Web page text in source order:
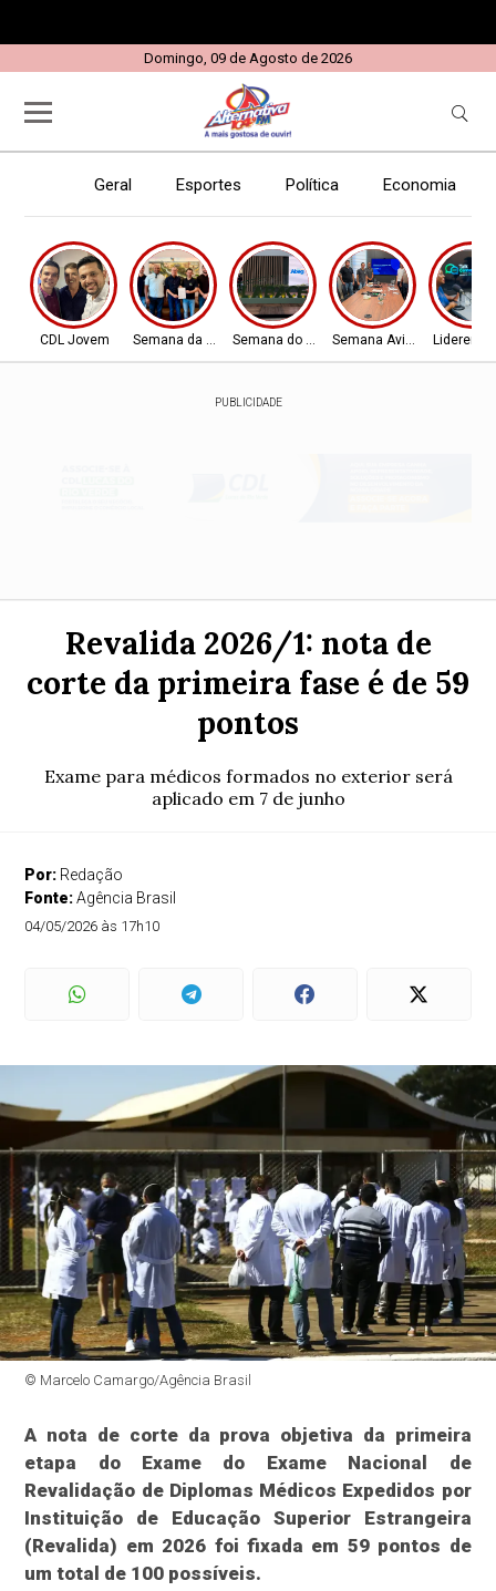
Domingo, 09 de Agosto de 2026
Geral Esportes Política Economia
CDL Jovem Semana da AviaçãoSemana do AviadorSemana Aviador
PUBLICIDADE
Revalida 2026/1: nota de
corte da primeira fase é de 59
pontos
Exame para médicos formados no exterior será
aplicado em 7 de junho
Por: Redação
Fonte:Agência Brasil
04/05/2026 às 17h10
© Marcelo Camargo/Agência Brasil
A nota de corte da prova objetiva da primeira
etapa do Exame do Exame Nacional de
Revalidação de Diplomas Médicos Expedidos por
Instituição de Educação Superior Estrangeira
(Revalida) em 2026 foi fixada em 59 pontos de
um total de 100 possíveis.